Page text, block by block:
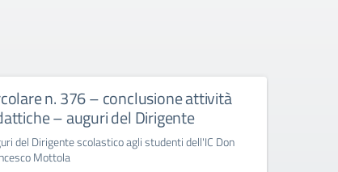
n. 376 – conclusione attività
– auguri del Dirigente
del Dirigente scolastico agli studenti dell'IC Don
Mottola